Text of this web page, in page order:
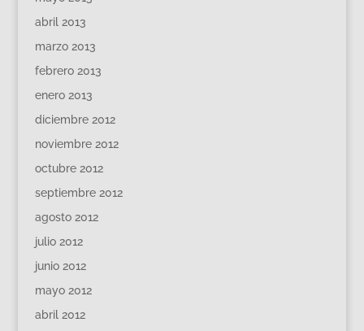
abril 2013
marzo 2013
febrero 2013
enero 2013
diciembre 2012
noviembre 2012
octubre 2012
septiembre 2012
agosto 2012
julio 2012
junio 2012
mayo 2012
abril 2012